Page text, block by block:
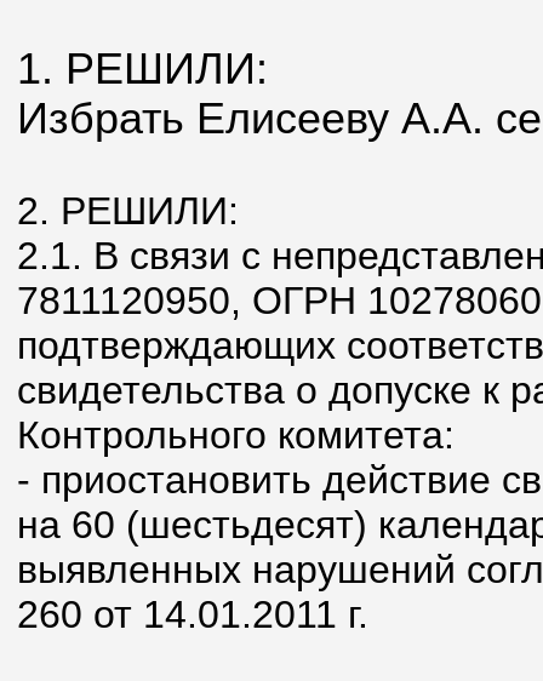
1. РЕШИЛИ:
Избрать Елисееву А.А.
2. РЕШИЛИ:
2.1. В связи с
7811120950, ОГРН
подтверждающих
свидетельства о допуске к
Контрольного комитета:
- приостановить действие
на 60 (шестьдесят)
выявленных нарушений
260 от 14.01.2011 г.